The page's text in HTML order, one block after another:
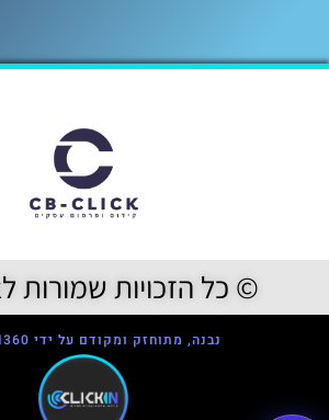
© כל הזכויות שמורות לCbclick
נבנה, מתוחזק ומקודם על ידי CLICKIN360